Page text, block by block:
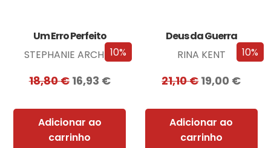
10%
Um Erro Perfeito
STEPHANIE ARCHER
18,80€ 16,93 €
Adicionar ao
carrinho
10%
Deus da Guerra
RINA KENT
21,10€19,00 €
Adicionar ao
carrinho